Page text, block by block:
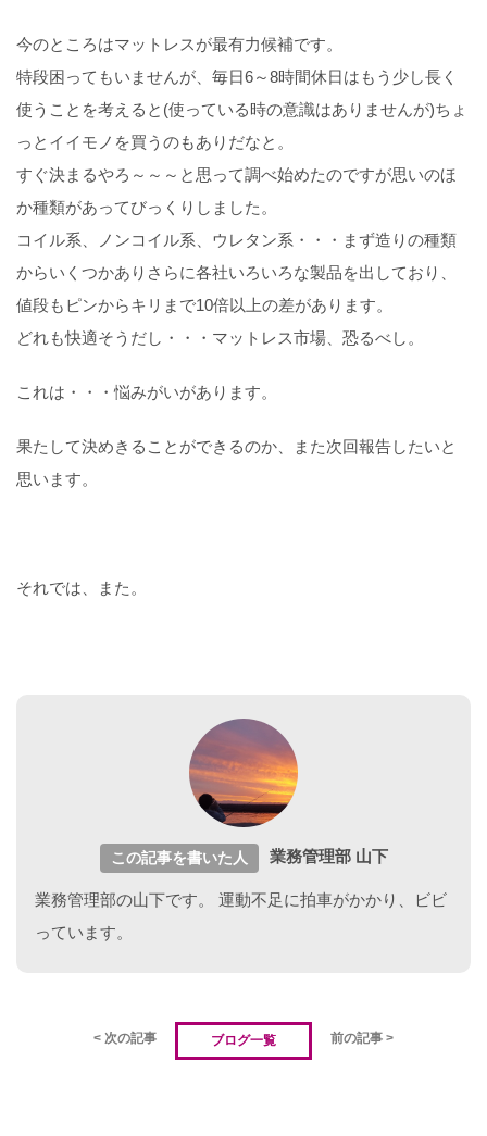
今のところはマットレスが最有力候補です。
特段困ってもいませんが、毎日6～8時間休日はもう少し長く
使うことを考えると(使っている時の意識はありませんが)ちょ
っとイイモノを買うのもありだなと。
すぐ決まるやろ～～～と思って調べ始めたのですが思いのほ
か種類があってびっくりしました。
コイル系、ノンコイル系、ウレタン系・・・まず造りの種類
からいくつかありさらに各社いろいろな製品を出しており、
値段もピンからキリまで10倍以上の差があります。
どれも快適そうだし・・・マットレス市場、恐るべし。
これは・・・悩みがいがあります。
果たして決めきることができるのか、また次回報告したいと
思います。
それでは、また。
この記事を書いた人 業務管理部 山下
業務管理部の山下です。 運動不足に拍車がかかり、ビビ
っています。
< 次の記事 ブログ一覧 前の記事 >